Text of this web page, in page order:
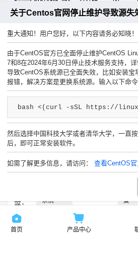
输入c:\Windows\explorer.exe——
签：
系统
复
上一篇：Linux下修改Fstab文件造成系
首页 产品中心
关于Centos官网停止维护导致源失
重大通知！用户您好，以下内容请务必知晓！
由于CentOS官方已全面停止维护CentOS
7和8在2024年6月30日停止技术服务支持，详
导致CentOS系统源已全面失效，比如安装宝
报错，解决方案是更换系统源。输入以下命令
bash <(curl -sSL https://
然后选择中国科技大学或者清华大学，一直
后，即可正常安装软件。
如需了解更多信息，请访问： 查看CentOS